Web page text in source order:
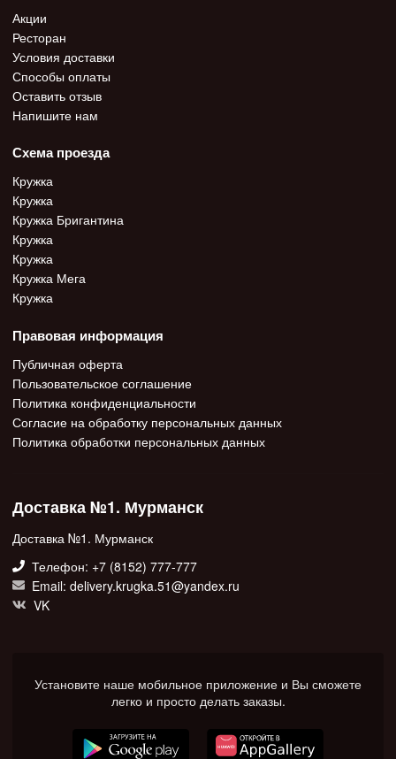
Акции
Ресторан
Условия доставки
Способы оплаты
Оставить отзыв
Напишите нам
Схема проезда
Кружка
Кружка
Кружка Бригантина
Кружка
Кружка
Кружка Мега
Кружка
Правовая информация
Публичная оферта
Пользовательское соглашение
Политика конфиденциальности
Согласие на обработку персональных данных
Политика обработки персональных данных
Доставка №1. Мурманск
Доставка №1. Мурманск
Телефон: +7 (8152) 777-777
Email: delivery.krugka.51@yandex.ru
VK
Установите наше мобильное приложение и Вы сможете
легко и просто делать заказы.